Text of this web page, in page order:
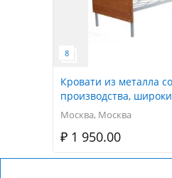
Кровати из металла
производства,
Москва, Москва
₽ 1 950.00